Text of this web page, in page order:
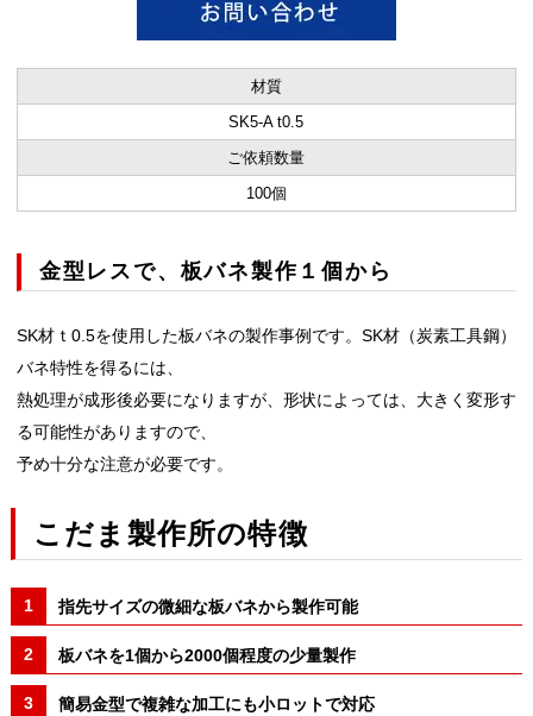
材質
SK5-A t0.5
ご依頼数量
100個
金型レスで、板バネ製作１個から
SK材ｔ0.5を使用した板バネの製作事例です。 SK材（炭素工具鋼）
バネ特性を得るには、
熱処理が成形後必要になりますが、形状によっては、大きく変形す
る可能性がありますので、
予め十分な注意が必要です。
こだま製作所の特徴
指先サイズの微細な板バネから製作可能
板バネを1個から2000個程度の少量製作
簡易金型で複雑な加工にも小ロットで対応